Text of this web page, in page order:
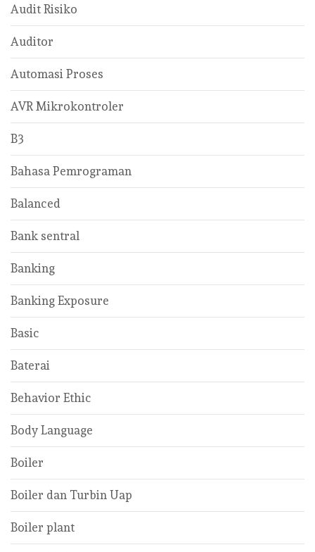
Audit Risiko
Auditor
Automasi Proses
AVR Mikrokontroler
B3
Bahasa Pemrograman
Balanced
Bank sentral
Banking
Banking Exposure
Basic
Baterai
Behavior Ethic
Body Language
Boiler
Boiler dan Turbin Uap
Boiler plant